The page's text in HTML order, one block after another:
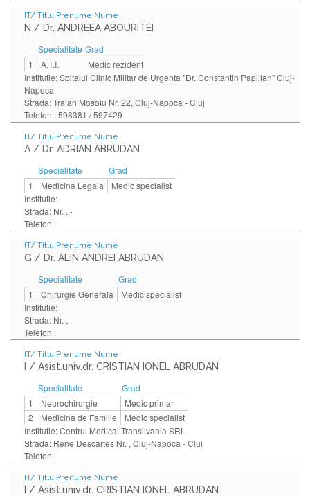
IT/ Titlu Prenume Nume
N / Dr. ANDREEA ABOURITEI
Specialitate Grad
1
A.T.I.
Medic rezident
Institutie: Spitalul Clinic Militar de Urgenta "Dr. Constantin Papilian" Cluj-
Napoca
Strada: Traian Mosoiu Nr. 22, Cluj-Napoca - Cluj
Telefon : 598381 / 597429
IT/ Titlu Prenume Nume
A / Dr. ADRIAN ABRUDAN
Specialitate
Grad
1
Medicina Legala
Medic specialist
Institutie:
Strada: Nr. , -
Telefon :
IT/ Titlu Prenume Nume
G / Dr. ALIN ANDREI ABRUDAN
Specialitate
Grad
1
Chirurgie Generala
Medic specialist
Institutie:
Strada: Nr. , -
Telefon :
IT/ Titlu Prenume Nume
I / Asist.univ.dr. CRISTIAN IONEL ABRUDAN
Specialitate
Grad
1
Neurochirurgie
Medic primar
2
Medicina de Familie
Medic specialist
Institutie: Centrul Medical Transilvania SRL
Strada: Rene Descartes Nr. , Cluj-Napoca - Clui
Telefon :
IT/ Titlu Prenume Nume
I / Asist.univ.dr. CRISTIAN IONEL ABRUDAN